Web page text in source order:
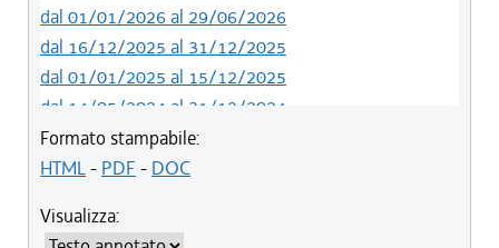
dal 01/01/2026 al 29/06/2026
dal 16/12/2025 al 31/12/2025
dal 01/01/2025 al 15/12/2025
dal 14/05/2024 al 31/12/2024
dal 12/08/2023 al 13/05/2024
dal 05/08/2022 al 11/08/2023
dal 12/08/2021 al 05/11/2021
Formato stampabile:
HTML- PDF - DOC
Visualizza: